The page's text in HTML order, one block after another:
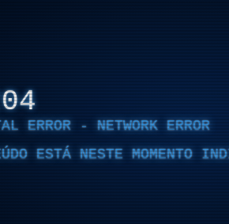
ERROR - NETWORK ERROR
ESTÁ NESTE MOMENTO